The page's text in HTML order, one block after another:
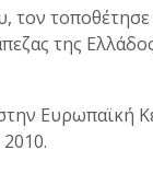
της
Ευρωπαϊκή